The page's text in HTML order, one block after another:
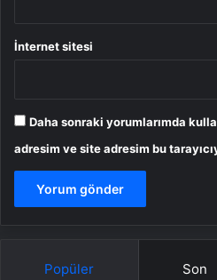
İnternet sitesi
Daha sonraki yorumlarımda
adresim ve site adresim bu
Popüler Son